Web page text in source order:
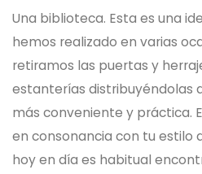
Una biblioteca. Esta es una
hemos realizado en varias
retiramos las puertas y
estanterías distribuyéndolas
más conveniente y práctica.
en consonancia con tu estilo
hoy en día es habitual